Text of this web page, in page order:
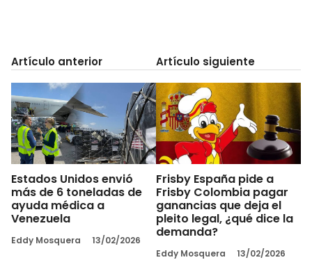
Artículo anterior
Estados Unidos envió
más de 6 toneladas de
ayuda médica a
Venezuela
Eddy Mosquera 13/02/2026
Artículo siguiente
Frisby España pide a
Frisby Colombia pagar
ganancias que deja el
pleito legal, ¿qué dice la
demanda?
Eddy Mosquera 13/02/2026